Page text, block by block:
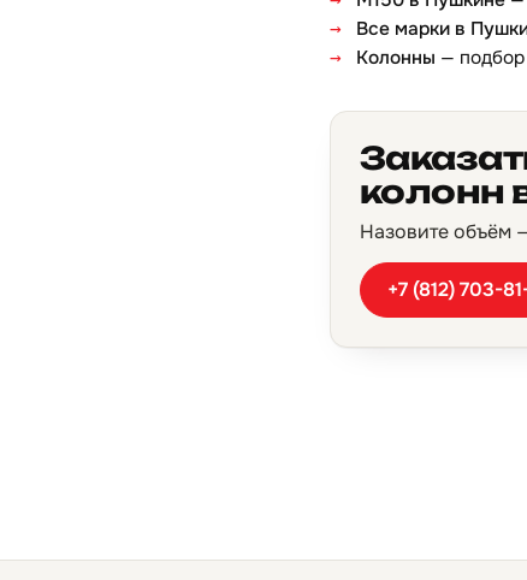
Все марки в
Колонны —
колонн
Назовите объём
+7 (812) 703-